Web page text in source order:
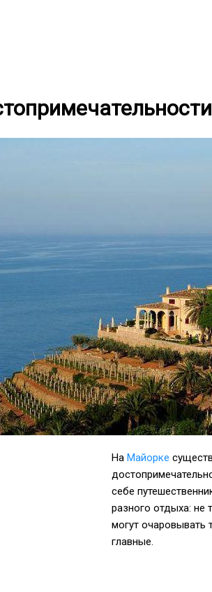
На Майорке
себе
разного отдыха: не
могут очаровывать
главные.